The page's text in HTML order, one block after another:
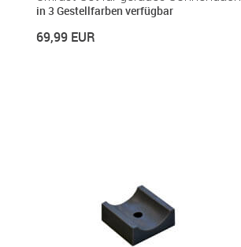
in 3 Gestellfarben verfügbar
69,99 EUR